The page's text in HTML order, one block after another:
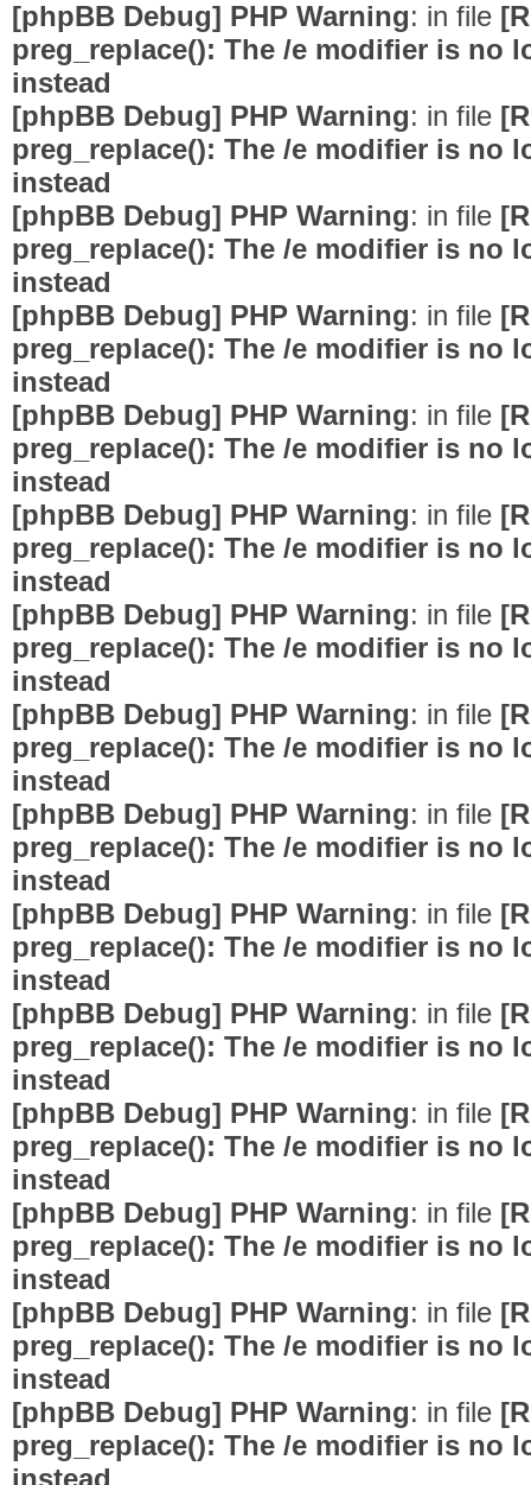
[phpBB Debug] PHP Warning: in file
preg_replace(): The /e modifier is no
instead
[phpBB Debug] PHP Warning: in file
preg_replace(): The /e modifier is no
instead
[phpBB Debug] PHP Warning: in file
preg_replace(): The /e modifier is no
instead
[phpBB Debug] PHP Warning: in file
preg_replace(): The /e modifier is no
instead
[phpBB Debug] PHP Warning: in file
preg_replace(): The /e modifier is no
instead
[phpBB Debug] PHP Warning: in file
preg_replace(): The /e modifier is no
instead
[phpBB Debug] PHP Warning: in file
preg_replace(): The /e modifier is no
instead
[phpBB Debug] PHP Warning: in file
preg_replace(): The /e modifier is no
instead
[phpBB Debug] PHP Warning: in file
preg_replace(): The /e modifier is no
instead
[phpBB Debug] PHP Warning: in file
preg_replace(): The /e modifier is no
instead
[phpBB Debug] PHP Warning: in file
preg_replace(): The /e modifier is no
instead
[phpBB Debug] PHP Warning: in file
preg_replace(): The /e modifier is no
instead
[phpBB Debug] PHP Warning: in file
preg_replace(): The /e modifier is no
instead
[phpBB Debug] PHP Warning: in file
preg_replace(): The /e modifier is no
instead
[phpBB Debug] PHP Warning: in file
preg_replace(): The /e modifier is no
instead